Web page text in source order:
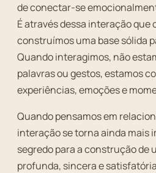
de conectar-se
É através dessa interação que
construímos uma base sólida
Quando interagimos, não
palavras ou gestos, estamos
experiências, emoções e
Quando pensamos em
interação se torna ainda mais
segredo para a construção de
profunda, sincera e